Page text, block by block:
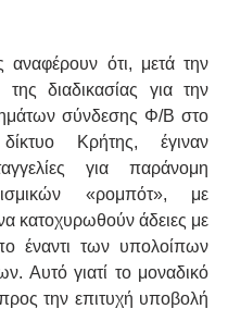
αναφέρουν ότι, μετά την
διαδικασίας για την
σύνδεσης Φ/Β στο
Κρήτης, έγιναν
για παράνομη
«ρομπότ», με
κατοχυρωθούν άδειες με
έναντι των υπολοίπων
Αυτό γιατί το μοναδικό
την επιτυχή υποβολή